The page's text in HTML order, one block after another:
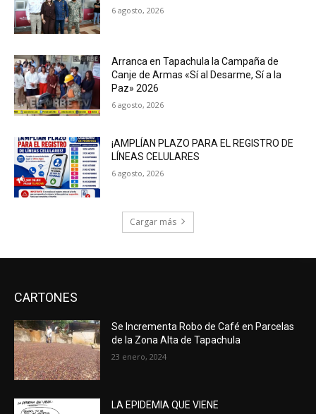
6 agosto, 2026
Arranca en Tapachula la Campaña de
Canje de Armas «Sí al Desarme, Sí a la
Paz» 2026
6 agosto, 2026
¡AMPLÍAN PLAZO PARA EL REGISTRO DE
LÍNEAS CELULARES
6 agosto, 2026
Cargar más
CARTONES
Se Incrementa Robo de Café en Parcelas
de la Zona Alta de Tapachula
23 enero, 2024
LA EPIDEMIA QUE VIENE